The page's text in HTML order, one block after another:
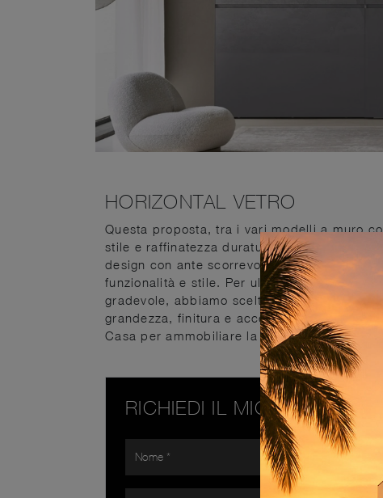
HORIZONTAL VETRO
Questa proposta, tra i vari modelli a muro
stile e raffinatezza duraturi nel tempo. Nella
design con ante scorrevoli potrai trovare
funzionalità e stile. Per ultimare il progetto
gradevole, abbiamo scelto per te le più
grandezza, finitura e accessori. Contattaci
Casa per ammobiliare la camera da letto
RICHIEDI IL MIGLIOR